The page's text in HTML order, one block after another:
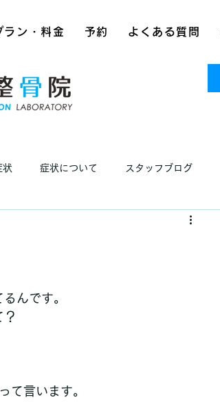
ラン・料金 予約 よくある質問
状 症状について スタッフブログ
んです。
？
て言います。